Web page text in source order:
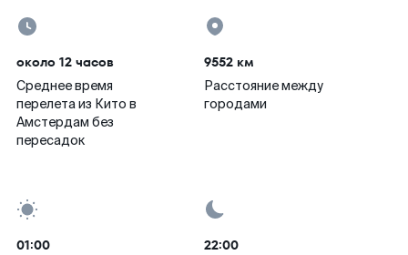
около 12 часов
Среднее время
перелета из Кито в
Амстердам без
пересадок
9552 км
Расстояние между
городами
01:00 22:00